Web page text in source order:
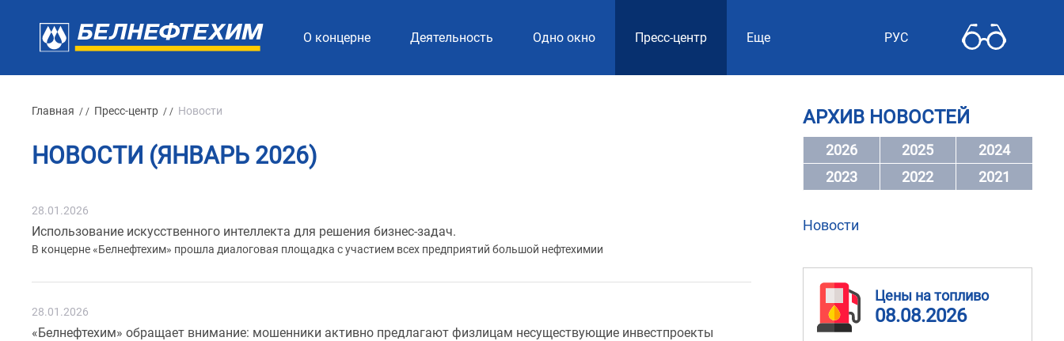
О концерне Деятельность Одно окно Пресс-центр Еще РУС
Главная / / Пресс-центр / / Новости
НОВОСТИ (ЯНВАРЬ 2026)
28.01.2026
Использование искусственного интеллекта для решения бизнес-задач.
В концерне «Белнефтехим» прошла диалоговая площадка с участием всех предприятий большой нефтехимии
28.01.2026
«Белнефтехим» обращает внимание: мошенники активно предлагают физлицам несуществующие инвестпроекты
АРХИВ НОВОСТЕЙ
2026 2025
2024
2023
2022 2021
Новости
Цены на топливо
08.08.2026